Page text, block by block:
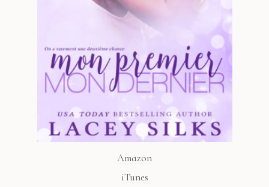
Amazon
iTunes